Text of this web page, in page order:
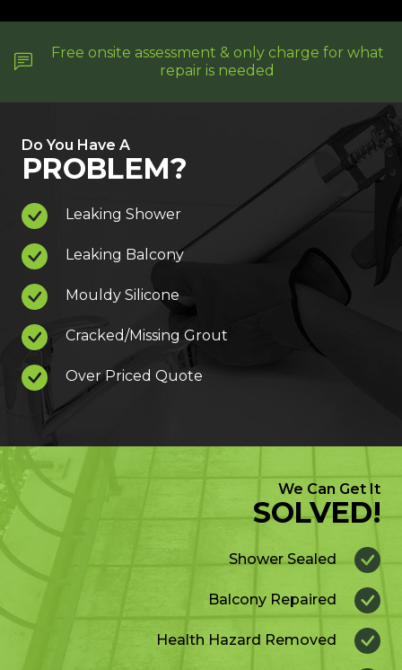
Free onsite assessment & only charge for what
repair is needed
Do You Have A
PROBLEM?
Leaking Shower
Leaking Balcony
Mouldy Silicone
Cracked/Missing Grout
Over Priced Quote
We Can Get It
SOLVED!
Shower Sealed
Balcony Repaired
Health Hazard Removed